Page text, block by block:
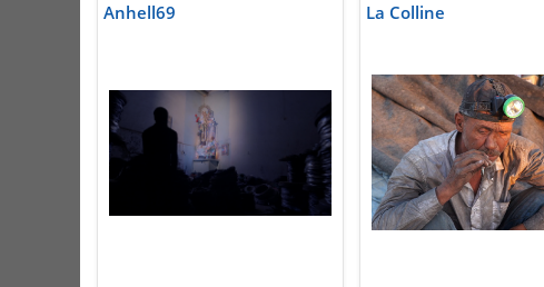
Anhell69 La Colline